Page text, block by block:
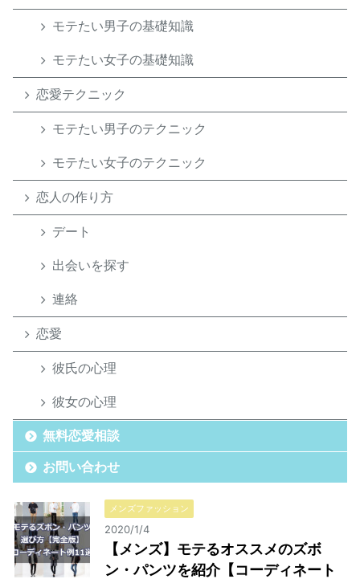
モテたい男子の基礎知識
モテたい女子の基礎知識
恋愛テクニック
モテたい男子のテクニック
モテたい女子のテクニック
恋人の作り方
デート
出会いを探す
連絡
恋愛
彼氏の心理
彼女の心理
無料恋愛相談
お問い合わせ
メンズファッション
2020/1/4
【メンズ】モテるオススメのズボ
ン・パンツを紹介【コーディネート